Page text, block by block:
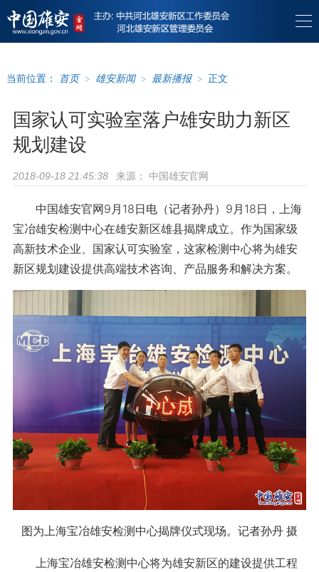
当前位置： 首页 > 雄安新闻 > 最新播报 > 正文
国家认可实验室落户雄安助力新区
规划建设
2018-09-18 21:45:38 来源： 中国雄安官网
中国雄安官网9月18日电（记者孙丹）9月18日，上海
宝冶雄安检测中心在雄安新区雄县揭牌成立。作为国家级
高新技术企业、国家认可实验室，这家检测中心将为雄安
新区规划建设提供高端技术咨询、产品服务和解决方案。
图为上海宝冶雄安检测中心揭牌仪式现场。记者孙丹 摄
上海宝冶雄安检测中心将为雄安新区的建设提供工程